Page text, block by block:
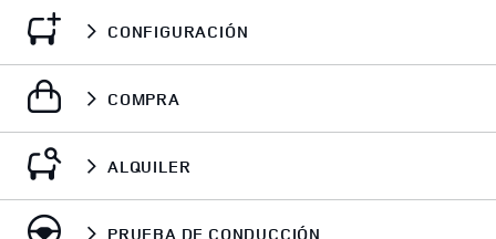
CONFIGURACIÓN
COMPRA
ALQUILER
PRUEBA DE CONDUCCIÓN